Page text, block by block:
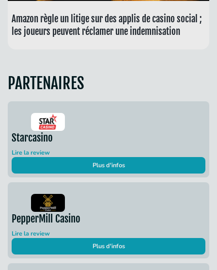
Amazon règle un litige sur des applis de casino social ;
les joueurs peuvent réclamer une indemnisation
PARTENAIRES
Starcasino
Lire la review
Plus d'infos
PepperMill Casino
Lire la review
Plus d'infos